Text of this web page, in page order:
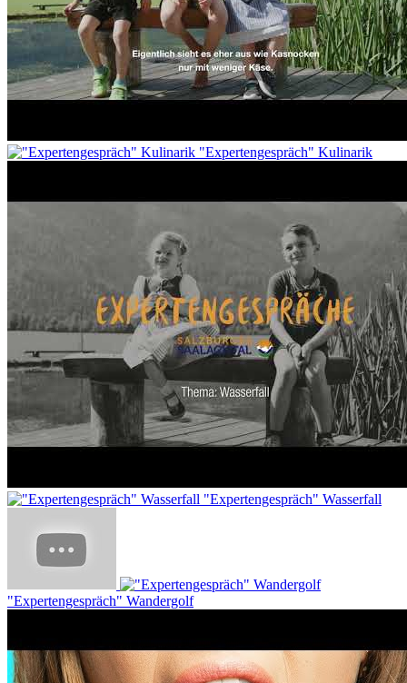
"Expertengespräch" Kulinarik
"Expertengespräch" Wasserfall
"Expertengespräch" Wandergolf